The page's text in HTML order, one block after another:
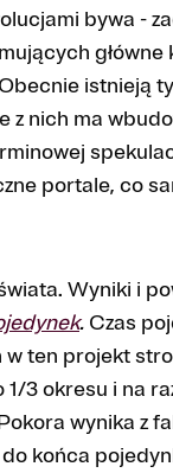
bywa -
główne
istnieją
z nich ma
portale, co
Wyniki i
. Czas
ten projekt
3 okresu i na
wynika z
końca